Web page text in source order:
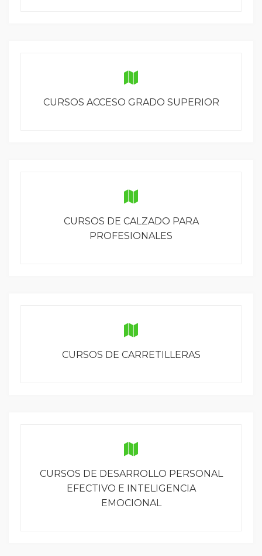
CURSOS ACCESO GRADO SUPERIOR
CURSOS DE CALZADO PARA
PROFESIONALES
CURSOS DE CARRETILLERAS
CURSOS DE DESARROLLO PERSONAL
EFECTIVO E INTELIGENCIA
EMOCIONAL